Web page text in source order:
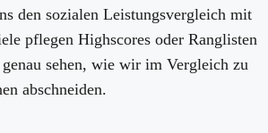
den sozialen Leistungsvergleich mit
pflegen Highscores oder Ranglisten
sehen, wie wir im Vergleich zu
abschneiden.